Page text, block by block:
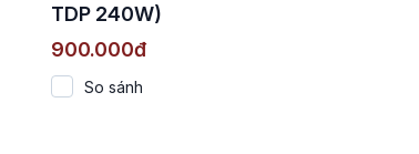
TDP 240W)
900.000đ
So sánh